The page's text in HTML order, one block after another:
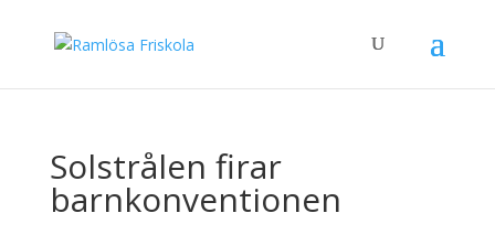
Solstrålen firar
barnkonventionen